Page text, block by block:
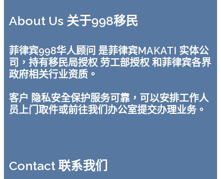
About Us 关于998移民
菲律宾998华人顾问 是菲律宾MAKATI 实体公
司，持有移民局授权 劳工部授权 和菲律宾各界
政府相关行业资质。
客户 隐私安全保护服务可靠，可以安排工作人
员上门取件或前往我们办公室提交办理业务。
Contact 联系我们